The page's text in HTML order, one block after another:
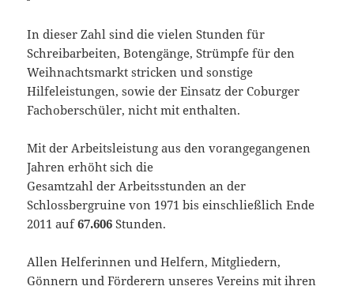
In dieser Zahl sind die vielen Stunden für
Schreibarbeiten, Botengänge, Strümpfe für den
Weihnachtsmarkt stricken und sonstige
Hilfeleistungen, sowie der Einsatz der Coburger
Fachoberschüler, nicht mit enthalten.
Mit der Arbeitsleistung aus den vorangegangenen
Jahren erhöht sich die
Gesamtzahl der Arbeitsstunden an der
Schlossbergruine von 1971 bis einschließlich Ende
2011 auf67.606Stunden.
Allen Helferinnen und Helfern, Mitgliedern,
Gönnern und Förderern unseres Vereins mit ihren